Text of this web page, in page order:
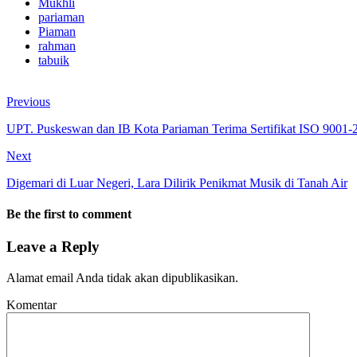
pariaman
Piaman
rahman
tabuik
Previous
UPT. Puskeswan dan IB Kota Pariaman Terima Sertifikat ISO 9001-
Next
Digemari di Luar Negeri, Lara Dilirik Penikmat Musik di Tanah Air
Be the first to comment
Leave a Reply
Alamat email Anda tidak akan dipublikasikan.
Komentar